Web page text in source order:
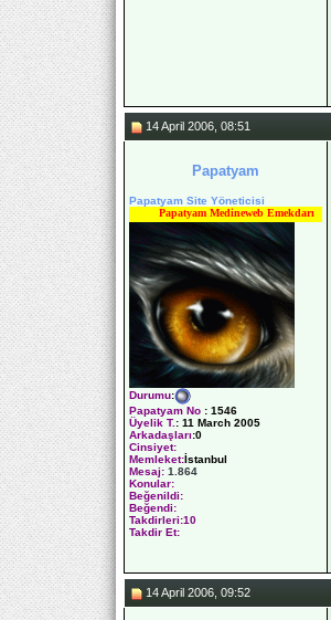
14 April 2006, 08:51
Papatyam
Papatyam Site Yöneticisi
Papatyam Medineweb Emekdarı
Durumu:
Papatyam No : 1546
Üyelik T.: 11 March 2005
Arkadaşları:0
Cinsiyet:
Memleket:İstanbul
Mesaj: 1.864
Konular:
Beğenildi:
Beğendi:
Takdirleri:10
Takdir Et:
14 April 2006, 09:52